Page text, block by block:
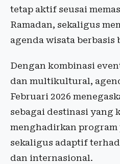
tetap aktif seusai
Ramadan, sekaligus
agenda wisata
Dengan kombinasi
dan multikultural,
Februari 2026
sebagai destinasi yang
menghadirkan program
sekaligus adaptif
dan internasional.